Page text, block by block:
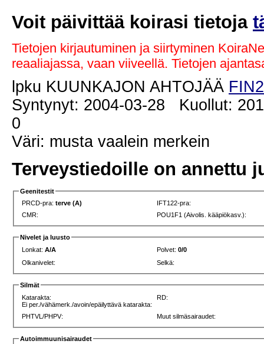
Voit päivittää koirasi tietoja
Tietojen kirjautuminen ja siirtyminen
reaaliajassa, vaan viiveellä. Tietojen
lpku KUUNKAJON AHTOJÄÄ
Syntynyt: 2004-03-28 Kuollut:
0
Väri: musta vaalein merkein
Terveystiedoille on annettu
Geenitestit
PRCD-pra:terve (A)
IFT122-pra:
CMR:
POU1F1 (Aivolis. kääpiökasv.):
Nivelet ja luusto
Lonkat:A/A Polvet:0/0
Olkanivelet:
Selkä:
Silmät
Katarakta:
Ei per./vähämerk./avoin/epäilyttävä katarakta:
RD:
PHTVL/PHPV: Muut silmäsairaudet:
Autoimmuunisairaudet